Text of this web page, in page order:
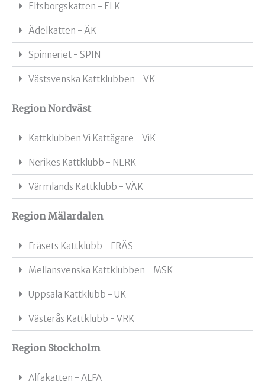
Elfsborgskatten - ELK
Ädelkatten - ÄK
Spinneriet - SPIN
Västsvenska Kattklubben - VK
Region Nordväst
Kattklubben Vi Kattägare - ViK
Nerikes Kattklubb - NERK
Värmlands Kattklubb - VÄK
Region Mälardalen
Fräsets Kattklubb - FRÄS
Mellansvenska Kattklubben - MSK
Uppsala Kattklubb - UK
Västerås Kattklubb - VRK
Region Stockholm
Alfakatten - ALFA